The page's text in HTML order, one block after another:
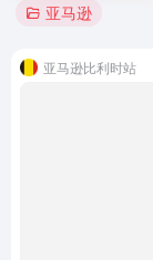
亚马逊
亚马逊比利时站